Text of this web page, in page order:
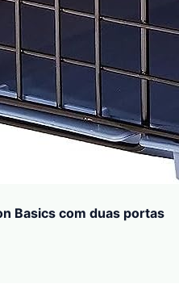
Basics com duas portas